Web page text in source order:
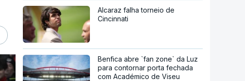
Alcaraz falha torneio de
Cincinnati
Benfica abre `fan zone` da Luz
para contornar porta fechada
com Académico de Viseu